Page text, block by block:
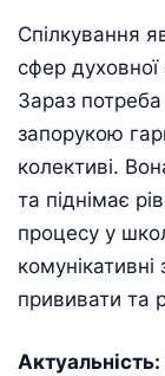
Спілкування
сфер
Зараз потреба
запорукою
колективі.
та піднімає
процесу у
прививати та
Актуальність: